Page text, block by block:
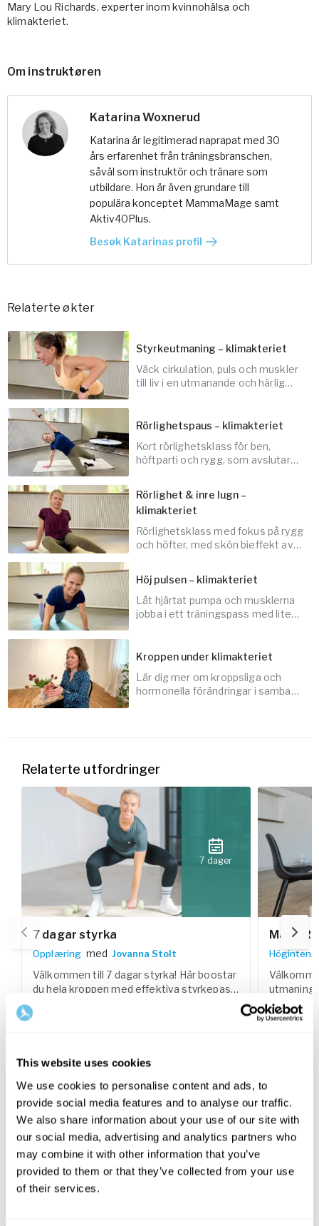
This website uses cookies
We use cookies to personalise content and ads, to
provide social media features and to analyse our traffic.
We also share information about your use of our site with
our social media, advertising and analytics partners who
may combine it with other information that you’ve
provided to them or that they’ve collected from your use
of their services.
Mary Lou Richards, experter inom kvinnohälsa och
klimakteriet.
Om instruktøren
Katarina Woxnerud
Katarina är legitimerad naprapat med 30
års erfarenhet från träningsbranschen,
såväl som instruktör och tränare som
utbildare. Hon är även grundare till
populära konceptet MammaMage samt
Aktiv40Plus.
Besøk Katarinas profil
Relaterte økter
30min
Styrkeutmaning – klimakteriet
Väck cirkulation, puls och muskler
till liv i en utmanande och härlig
10min
Rörlighetspaus – klimakteriet
Kort rörlighetsklass för ben,
höftparti och rygg, som avslutar
15min
Rörlighet & inre lugn –
klimakteriet
Rörlighetsklass med fokus på rygg
och höfter, med skön bieffekt av
30min
Höj pulsen – klimakteriet
Låt hjärtat pumpa och musklerna
jobba i ett träningspass med lite
3 min
Kroppen under klimakteriet
Lär dig mer om kroppsliga och
hormonella förändringar i samband
Relaterte utfordringer
7 dager
7 dagar styrka
Opplæring med Jovanna Stolt
Välkommen till 7 dagar styrka! Här boostar
du hela kroppen med effektiva styrkepass,
VIS UTFORDRINGEN
Mage
utmaning
10 dagar
kropp
Relaterte LIVE-sessioner
01september
Tirsdag
06